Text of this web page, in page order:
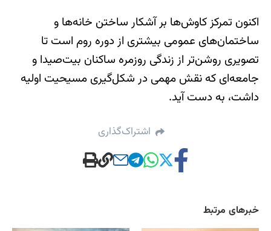
اکنون تمرکز کاوش‌ها بر آشکار ساختن خانه‌ها و
ساختمان‌های عمومی بیشتری از دوره روم است تا
تصویری روشن‌تر از زندگی روزمره ساکنان بیت‌صیدا و
جامعه‌ای که نقش مهمی در شکل‌گیری مسیحیت اولیه
داشت، به دست آید.
اشتراک‌گذاری
خبرهای مرتبط